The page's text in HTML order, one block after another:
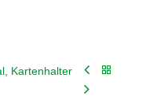
Kartenhalter